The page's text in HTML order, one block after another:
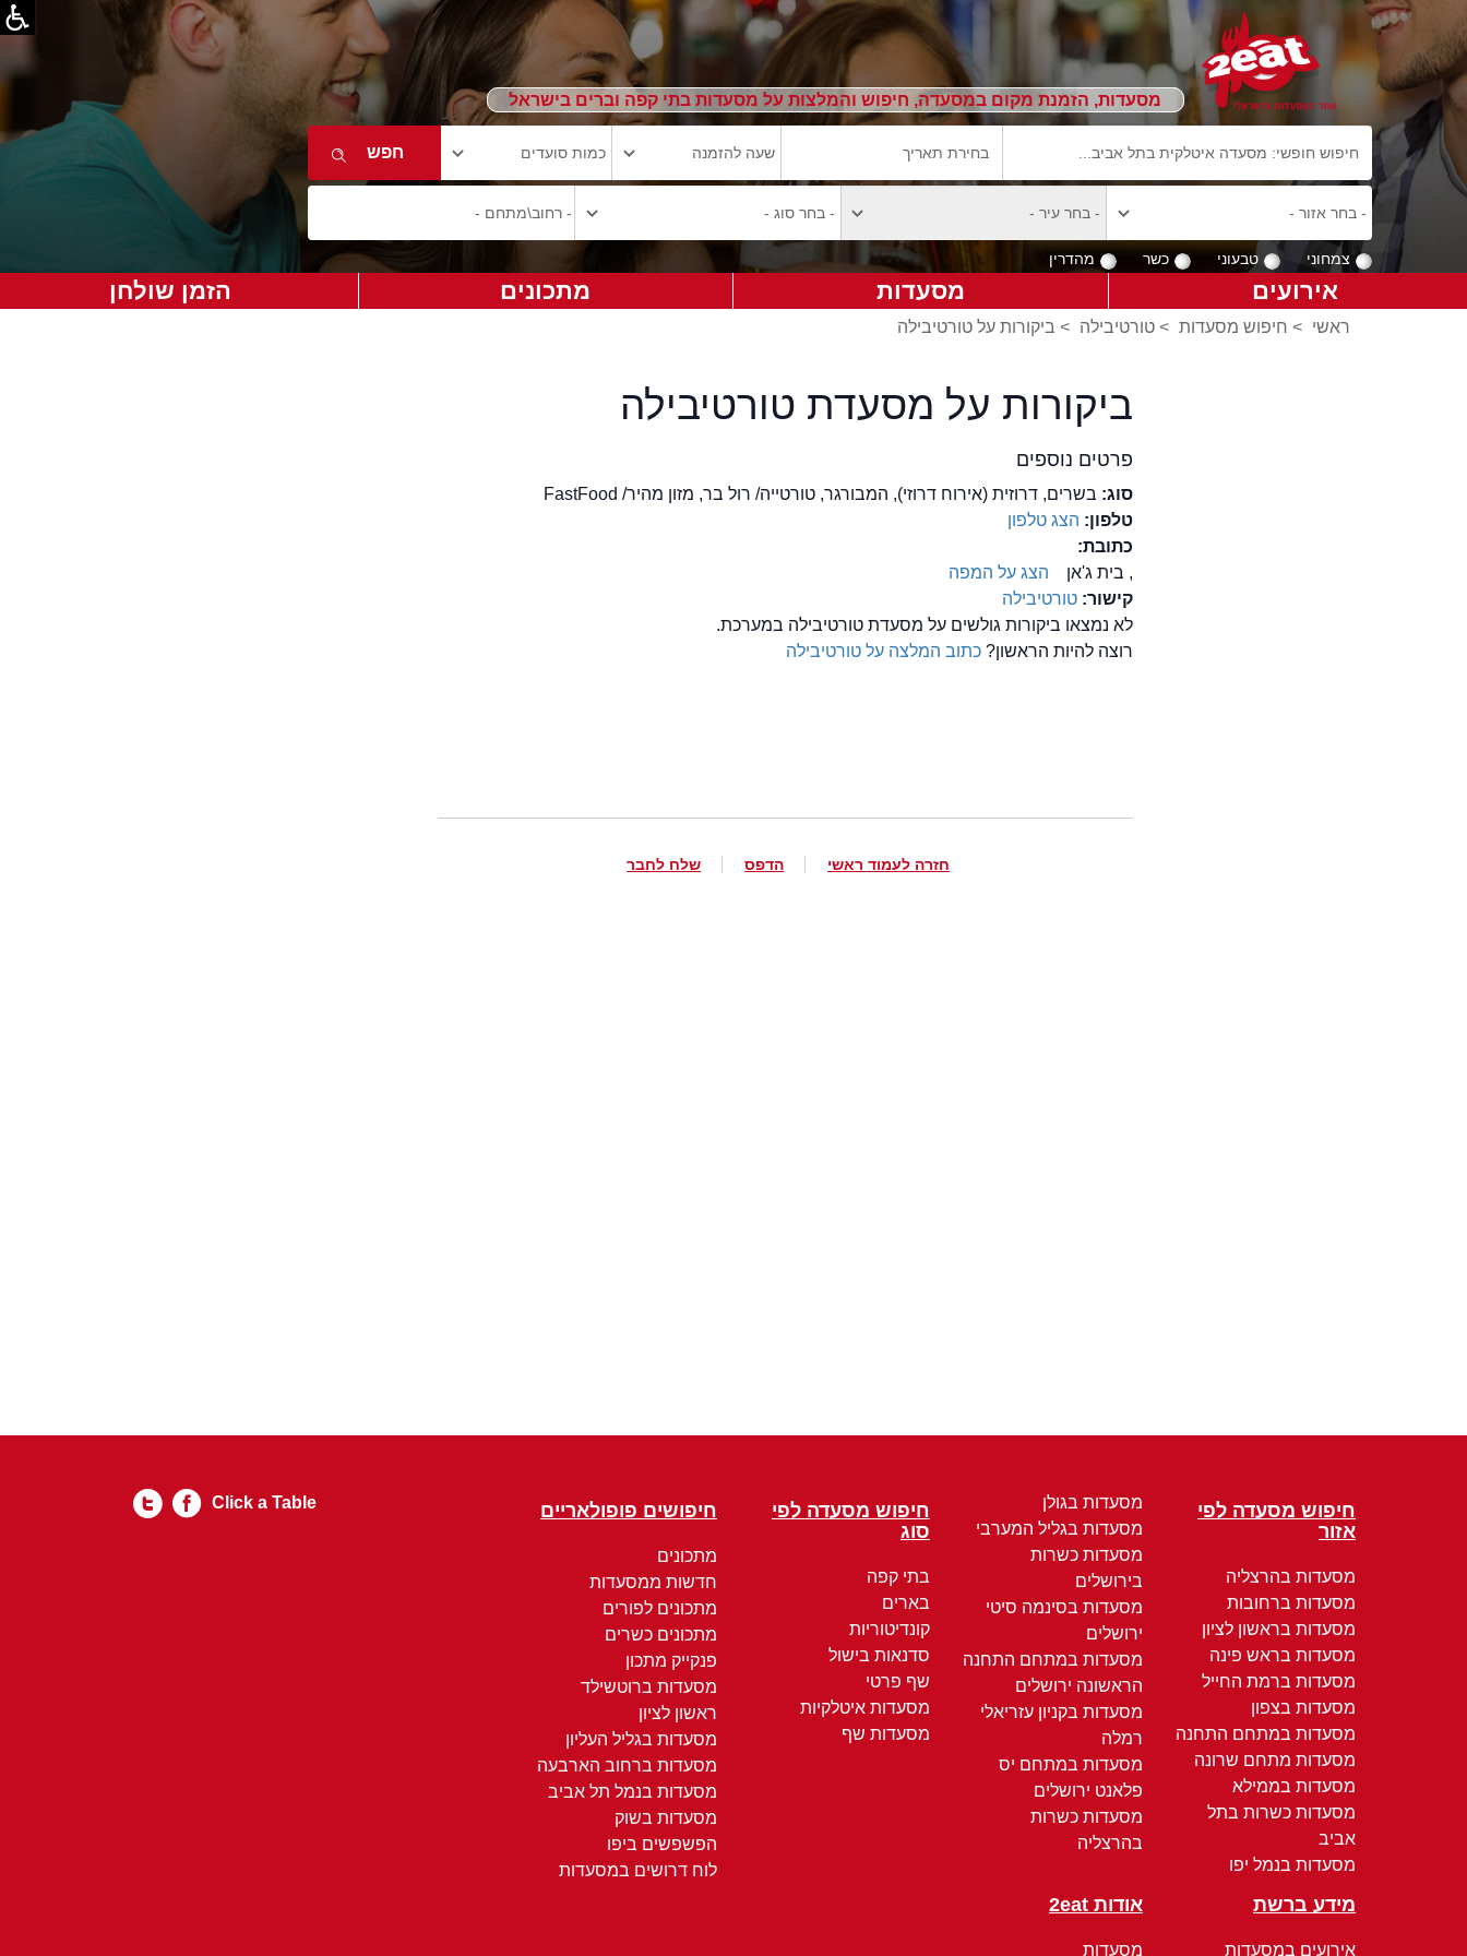
מסעדות, הזמנת מקום במסעדה, חיפוש והמלצות על מסעדות בתי קפה וברים בישראל
צמחוני טבעוני כשר מהדרין
אירועים מסעדות מתכונים הזמן שולחן
ראשי > חיפוש מסעדות > טורטיבילה > ביקורות על טורטיבילה
ביקורות על מסעדת טורטיבילה
פרטים נוספים
סוג: בשרים, דרוזית (אירוח דרוזי), המבורגר, טורטייה/ רול בר, מזון מהיר/ FastFood
טלפון: הצג טלפון
כתובת:
, בית ג'אן
הצג על המפה
קישור:טורטיבילה
לא נמצאו ביקורות גולשים על מסעדת טורטיבילה במערכת.
רוצה להיות הראשון?כתוב המלצה על טורטיבילה
חזרה לעמוד ראשי הדפס שלח לחבר
חיפוש מסעדה לפי
אזור
מסעדות בהרצליה
מסעדות ברחובות
מסעדות בראשון לציון
מסעדות בראש פינה
מסעדות ברמת החייל
מסעדות בצפון
מסעדות במתחם התחנה
מסעדות מתחם שרונה
מסעדות בממילא
מסעדות כשרות בתל
אביב
מסעדות בנמל יפו
מסעדות בגולן
מסעדות בגליל המערבי
מסעדות כשרות
בירושלים
מסעדות בסינמה סיטי
ירושלים
מסעדות במתחם התחנה
הראשונה ירושלים
מסעדות בקניון עזריאלי
רמלה
מסעדות במתחם יס
פלאנט ירושלים
מסעדות כשרות
בהרצליה
חיפוש מסעדה לפי
סוג
בתי קפה
בארים
קונדיטוריות
סדנאות בישול
שף פרטי
מסעדות איטלקיות
מסעדות שף
חיפושים פופולאריים
מתכונים
חדשות ממסעדות
מתכונים לפורים
מתכונים כשרים
פנקייק מתכון
מסעדות ברוטשילד
ראשון לציון
מסעדות בגליל העליון
מסעדות ברחוב הארבעה
מסעדות בנמל תל אביב
מסעדות בשוק
הפשפשים ביפו
לוח דרושים במסעדות
מידע ברשת
אירועים במסעדות
אודות 2eat
מסעדות
Click a Table